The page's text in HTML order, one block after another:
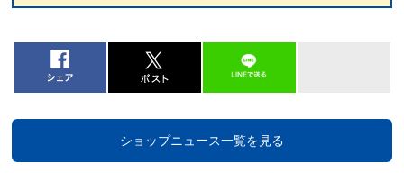
ショップニュース一覧を見る